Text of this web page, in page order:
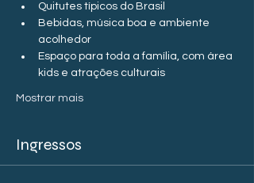
Quitutes típicos do Brasil
Bebidas, música boa e ambiente
acolhedor
Espaço para toda a família, com área
kids e atrações culturais
Mostrar mais
Ingressos